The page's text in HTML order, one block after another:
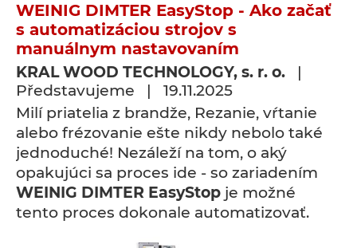
WEINIG DIMTER EasyStop - Ako začať
s automatizáciou strojov s
manuálnym nastavovaním
KRAL WOOD TECHNOLOGY, s. r. o. |
Představujeme | 19.11.2025
Milí priatelia z brandže, Rezanie, vŕtanie
alebo frézovanie ešte nikdy nebolo také
jednoduché! Nezáleží na tom, o aký
opakujúci sa proces ide - so zariadením
WEINIG DIMTER EasyStop je možné
tento proces dokonale automatizovať.